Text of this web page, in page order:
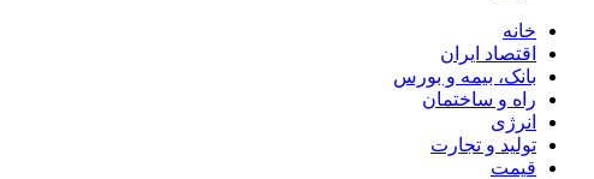
خانه
اقتصاد ایران
بانک، بیمه و بورس
راه و ساختمان
انرژی
تولید و تجارت
قیمت